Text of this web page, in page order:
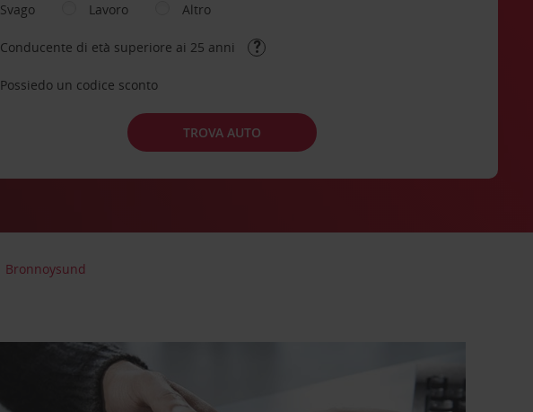
Svago
Lavoro Altro
Conducente di età superiore ai 25 anni
Possiedo un codice sconto
TROVA AUTO
Bronnoysund